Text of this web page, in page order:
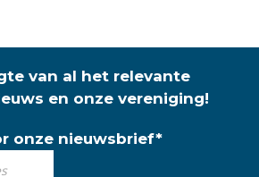
van al het relevante
en onze vereniging!
onze nieuwsbrief*